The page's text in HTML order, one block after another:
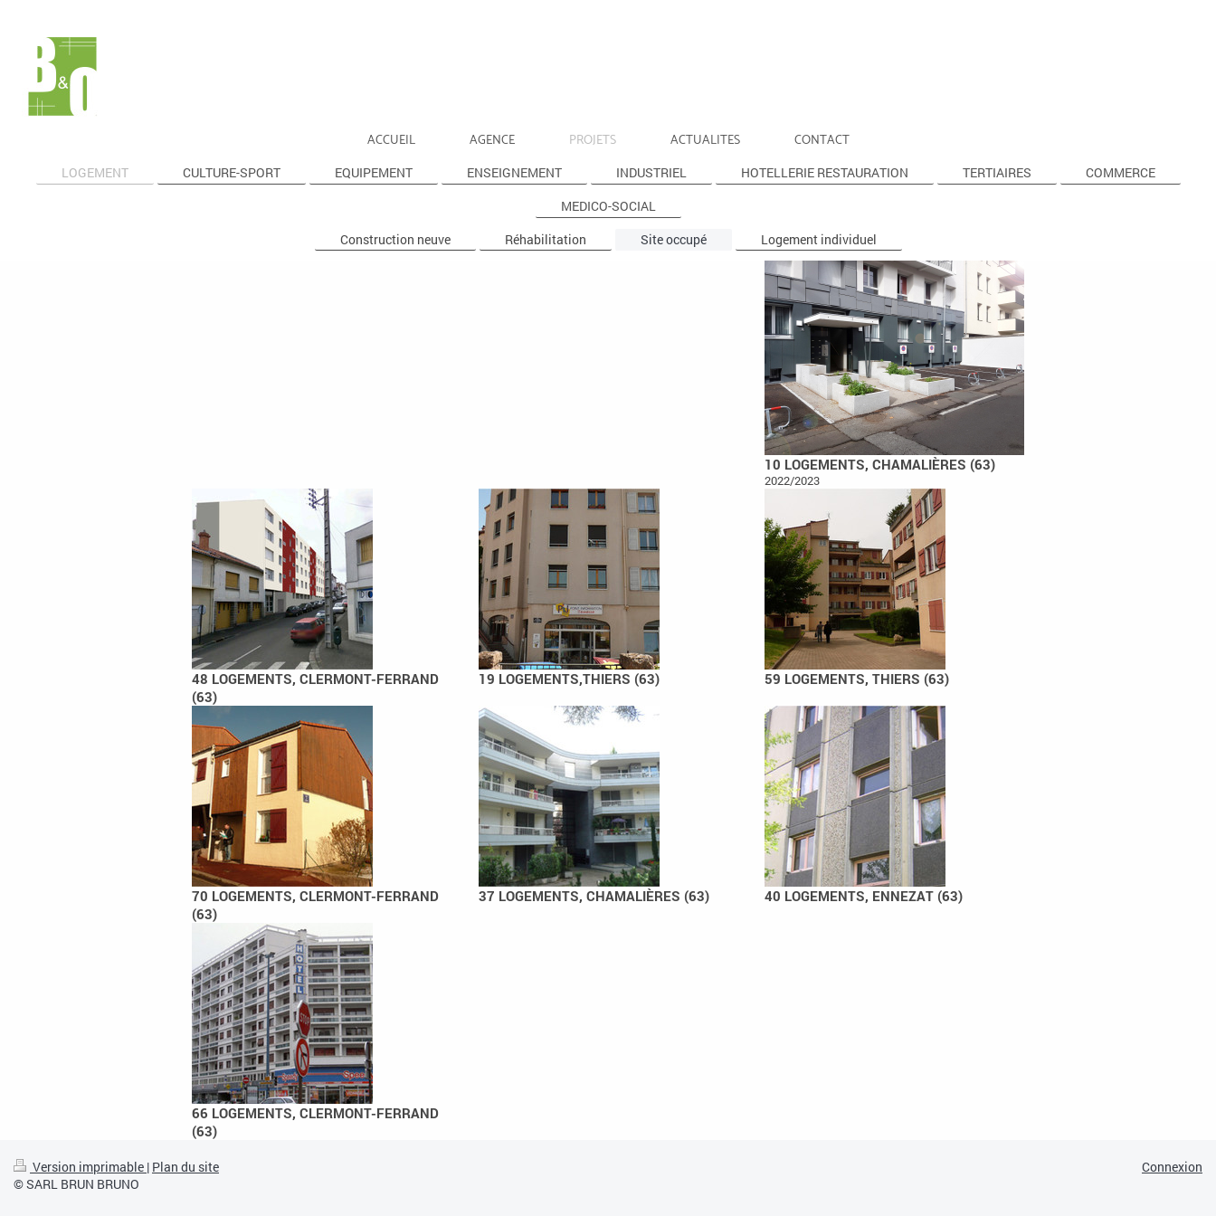
ACCUEIL AGENCE PROJETS ACTUALITES CONTACT
LOGEMENT CULTURE-SPORT EQUIPEMENT ENSEIGNEMENT INDUSTRIEL HOTELLERIE RESTAURATION TERTIAIRES
COMMERCE
MEDICO-SOCIAL
Construction neuve
Réhabilitation Site occupé Logement individuel
10 LOGEMENTS, CHAMALIÈRES (63)
2022/2023
48 LOGEMENTS, CLERMONT-FERRAND
(63)
19 LOGEMENTS,THIERS (63) 59 LOGEMENTS, THIERS (63)
70 LOGEMENTS, CLERMONT-FERRAND
(63)
37 LOGEMENTS, CHAMALIÈRES (63) 40 LOGEMENTS, ENNEZAT (63)
66 LOGEMENTS, CLERMONT-FERRAND
(63)
Version imprimable | Plan du site
© SARL BRUN BRUNO
Connexion